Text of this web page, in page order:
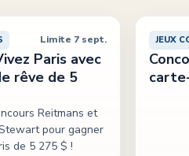
Limite 7 sept.
Paris avec
rêve de 5
Reitmans et
pour gagner
de 5 275 $ !
JEUX